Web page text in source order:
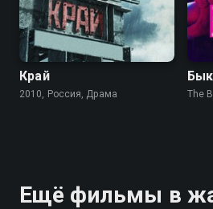
Край
2010, Россия, Драма
Бык
The
Ещё фильмы в